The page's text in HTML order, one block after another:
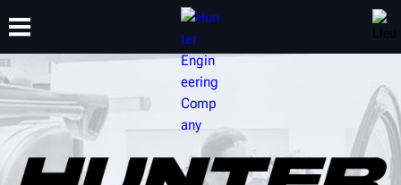
PRODUITS ASSISTANCE
FORMATION